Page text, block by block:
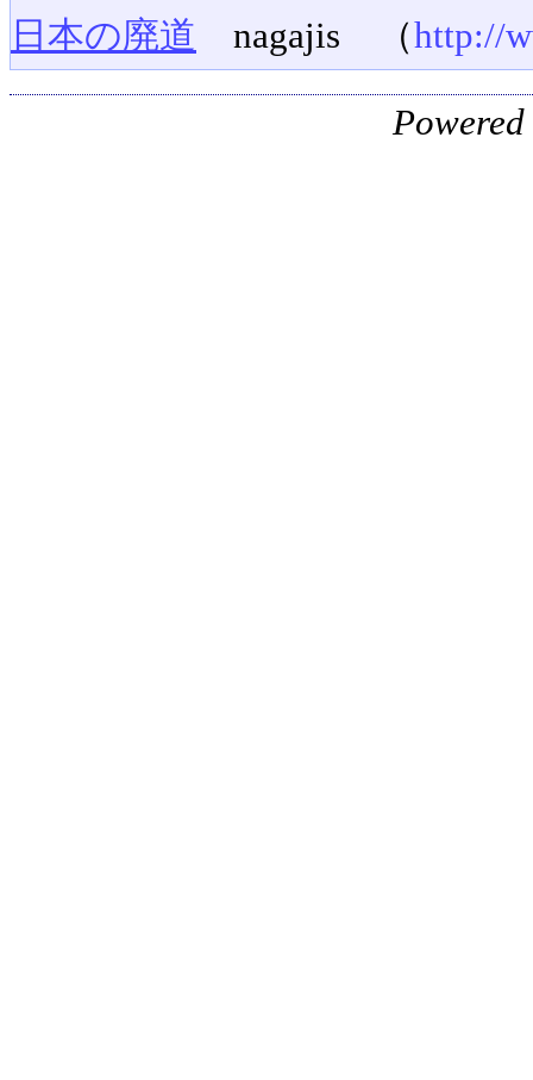
日本の廃道 nagajis （http://